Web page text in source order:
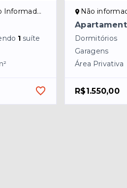
NI
1 suíte
Não
Dormitórios
Garagens
Área Privativa
R$1.550,00